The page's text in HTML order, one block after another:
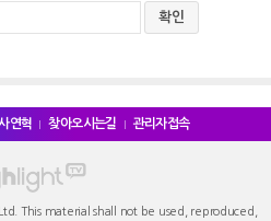
연혁 찾아오시는길 관리자접속
This material shall not be used, reproduced,